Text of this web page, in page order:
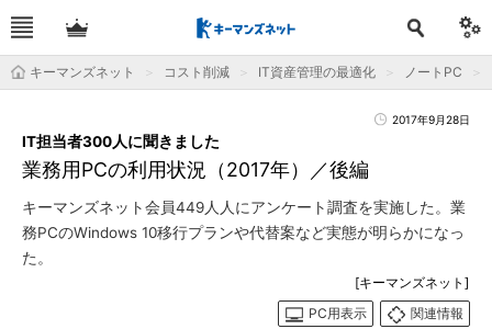
キーマンズネット コスト削減 IT資産管理の最適化 ノートPC
2017年9月28日
業務用PCの利用状況（2017年）／後編
IT担当者300人に聞きました
キーマンズネット会員449人人にアンケート調査を実施した。業
務PCのWindows 10移行プランや代替案など実態が明らかになっ
た。
[キーマンズネット]
PC用表示
関連情報